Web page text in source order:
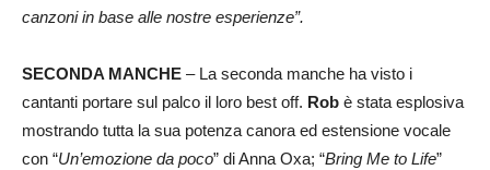
canzoni in base alle nostre esperienze”.
SECONDA MANCHE – La seconda manche ha visto i
cantanti portare sul palco il loro best off. Rob è stata esplosiva
mostrando tutta la sua potenza canora ed estensione vocale
con “Un’emozione da poco” di Anna Oxa; “Bring Me to Life”